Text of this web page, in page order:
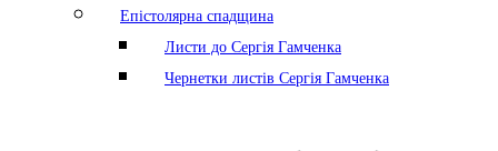
Епістолярна спадщина
Листи до Сергія Гамченка
Чернетки листів Сергія Гамченка